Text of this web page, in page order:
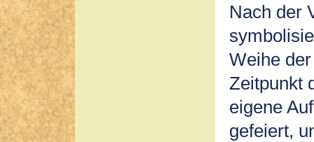
Nach der
Weihe
Zeitpunkt
eigene
gefeiert,